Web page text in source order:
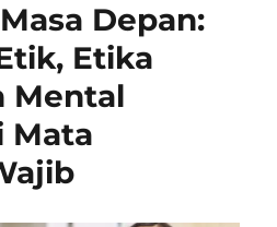
Depan:
Etika
Mental
Mata